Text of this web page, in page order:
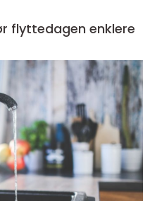
flyttedagen enklere